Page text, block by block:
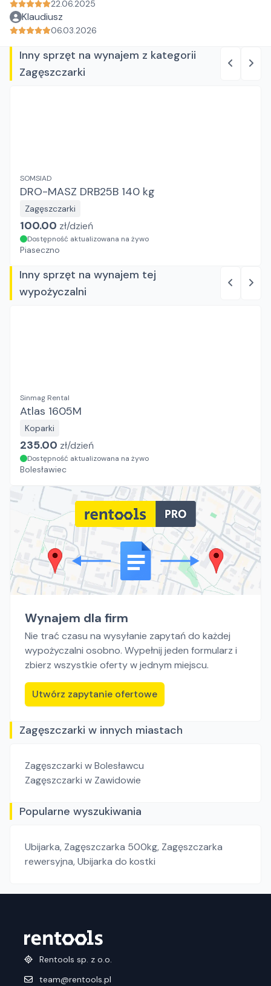
22.06.2025
Klaudiusz
06.03.2026
Inny sprzęt na wynajem z kategorii
Zagęszczarki
SOMSIAD
DRO-MASZ DRB25B 140 kg
Zagęszczarki
100.00 zł/dzień
Dostępność aktualizowana na żywo
Piaseczno
Inny sprzęt na wynajem tej
wypożyczalni
Sinmag Rental
Atlas 1605M
Koparki
235.00 zł/dzień
Dostępność aktualizowana na żywo
Bolesławiec
Wynajem dla firm
Nie trać czasu na wysyłanie zapytań do każdej
wypożyczalni osobno. Wypełnij jeden formularz i
zbierz wszystkie oferty w jednym miejscu.
Utwórz zapytanie ofertowe
Zagęszczarki w innych miastach
Zagęszczarki w Bolesławcu
Zagęszczarki w Zawidowie
Popularne wyszukiwania
Ubijarka, Zagęszczarka 500kg, Zagęszczarka
rewersyjna,Ubijarka do kostki
Rentools sp. z o.o.
team@rentools.pl